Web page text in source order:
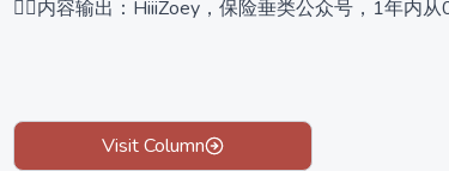
✍🏻内容输出：HiiiZoey，保险垂类公众号，1年内
Visit Column